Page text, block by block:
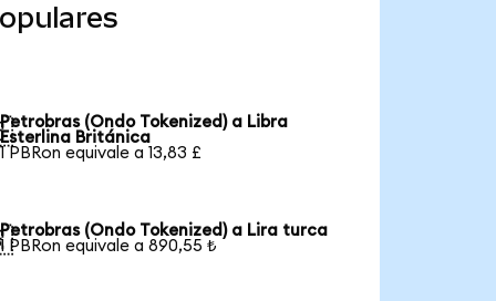
Petrobras (Ondo Tokenized) a Libra
Esterlina Británica
1 PBRon equivale a 13,83 £
Petrobras (Ondo Tokenized) a Lira turca
1 PBRon equivale a 890,55 ₺